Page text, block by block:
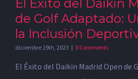
El Éxito del Daikin
de Golf Adaptado:
la Inclusión
diciembre 19th, 2023 | 0 Comments
El Éxito del Daikin Madrid Open de